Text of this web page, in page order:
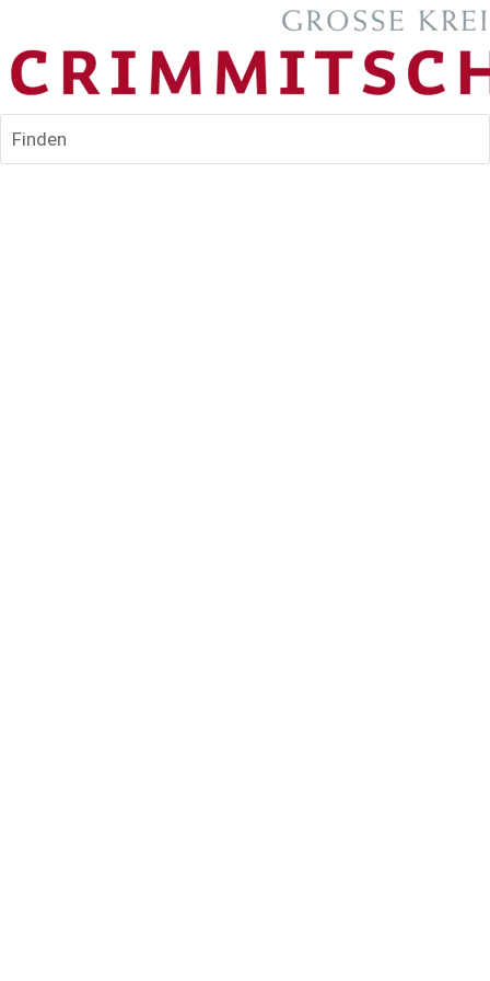
Finden